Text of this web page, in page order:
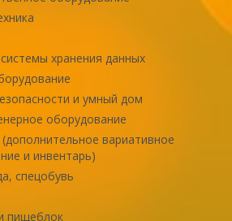
хранения данных
и умный дом
оборудование
вариативное
и инвентарь)
спецобувь
пищеблок